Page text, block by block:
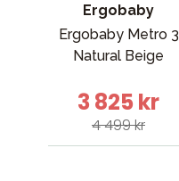
Ergobaby
Ergobaby Metro 3
Natural Beige
3 825 kr
4 499 kr